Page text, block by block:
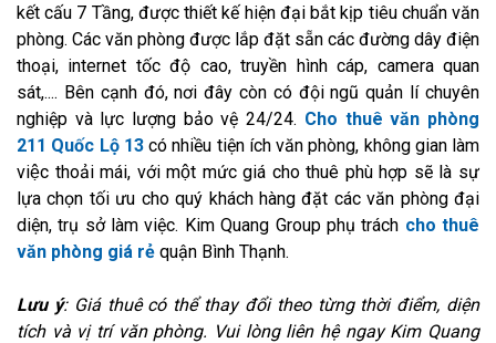
kết cấu 7 Tầng, được thiết kế hiện đại bắt kịp tiêu chuẩn văn
phòng. Các văn phòng được lắp đặt sẵn các đường dây điện
thoại, internet tốc độ cao, truyền hình cáp, camera quan
sát,.... Bên cạnh đó, nơi đây còn có đội ngũ quản lí chuyên
nghiệp và lực lượng bảo vệ 24/24. Cho thuê văn phòng
211 Quốc Lộ 13có nhiều tiện ích văn phòng, không gian làm
việc thoải mái, với một mức giá cho thuê phù hợp sẽ là sự
lựa chọn tối ưu cho quý khách hàng đặt các văn phòng đại
diện, trụ sở làm việc. Kim Quang Group phụ trách cho thuê
văn phòng giá rẻ quận Bình Thạnh.
Lưu ý: Giá thuê có thể thay đổi theo từng thời điểm, diện
tích và vị trí văn phòng. Vui lòng liên hệ ngay Kim Quang